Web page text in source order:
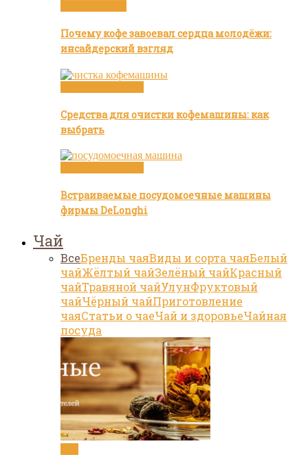
Почему кофе завоевал сердца молодёжи:
инсайдерский взгляд
Средства для очистки кофемашины: как
выбрать
Встраиваемые посудомоечные машины
фирмы DeLonghi
Чай
ВсеБренды чаяВиды и сорта чаяБелый
чайЖёлтый чайЗелёный чайКрасный
чайТравяной чайУлунФруктовый
чайЧёрный чайПриготовление
чаяСтатьи о чаеЧай и здоровьеЧайная
посуда